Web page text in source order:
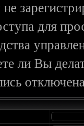
для
ли Вы